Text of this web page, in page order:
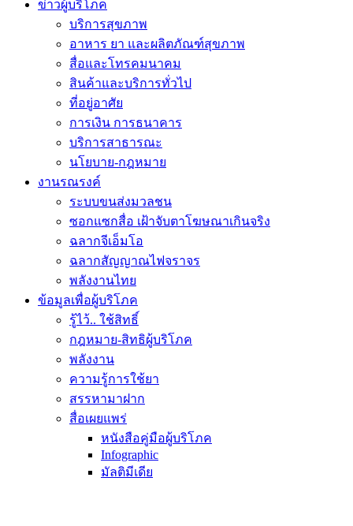
ข่าวผู้บริโภค
บริการสุขภาพ
อาหาร ยา และผลิตภัณฑ์สุขภาพ
สื่อและโทรคมนาคม
สินค้าและบริการทั่วไป
ที่อยู่อาศัย
การเงิน การธนาคาร
บริการสาธารณะ
นโยบาย-กฎหมาย
งานรณรงค์
ระบบขนส่งมวลชน
ซอกแซกสื่อ เฝ้าจับตาโฆษณาเกินจริง
ฉลากจีเอ็มโอ
ฉลากสัญญาณไฟจราจร
พลังงานไทย
ข้อมูลเพื่อผู้บริโภค
รู้ไว้.. ใช้สิทธิ์
กฎหมาย-สิทธิผู้บริโภค
พลังงาน
ความรู้การใช้ยา
สรรหามาฝาก
สื่อเผยแพร่
หนังสือคู่มือผู้บริโภค
Infographic
มัลติมีเดีย